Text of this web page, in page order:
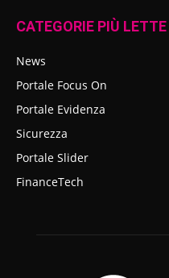
CATEGORIE PIÙ LETTE
News
Portale Focus On
Portale Evidenza
Sicurezza
Portale Slider
FinanceTech